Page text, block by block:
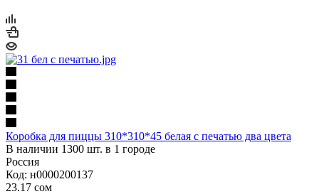
Коробка для пиццы 310*310*45 белая с печатью два цвета
В наличии 1300 шт. в 1 городе
Россия
Код: н0000200137
23.17 сом